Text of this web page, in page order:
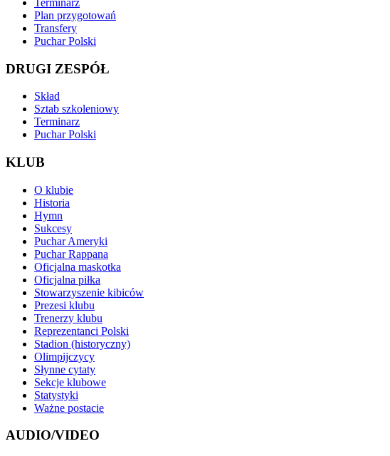
Plan przygotowań
Transfery
Puchar Polski
DRUGI ZESPÓŁ
Skład
Sztab szkoleniowy
Terminarz
Puchar Polski
KLUB
O klubie
Historia
Hymn
Sukcesy
Puchar Ameryki
Puchar Rappana
Oficjalna maskotka
Oficjalna piłka
Stowarzyszenie kibiców
Prezesi klubu
Trenerzy klubu
Reprezentanci Polski
Stadion (historyczny)
Olimpijczycy
Słynne cytaty
Sekcje klubowe
Statystyki
Ważne postacie
AUDIO/VIDEO